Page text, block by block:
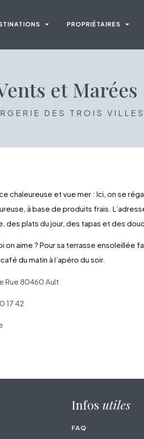
PROPRIÉTAIRES
et Marées
DES TROIS
chaleureuse et vue mer : Ici, on se
à base de produits frais.
des plats du jour, des tapas et des
on aime ? Pour sa terrasse ensoleillée
du matin à l’apéro du soir.
Rue 80460 Ault
17 42
Infos utiles
FAQ